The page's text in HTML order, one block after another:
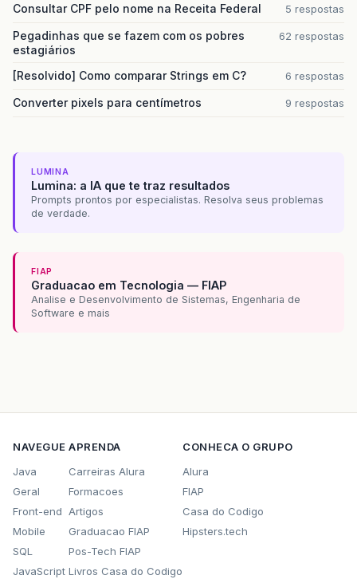
Consultar CPF pelo nome na Receita Federal 5 respostas
Pegadinhas que se fazem com os pobres
estagiários
62 respostas
[Resolvido] Como comparar Strings em C? 6 respostas
Converter pixels para centímetros 9 respostas
LUMINA
Lumina: a IA que te traz resultados
Prompts prontos por especialistas. Resolva seus problemas
de verdade.
FIAP
Graduacao em Tecnologia — FIAP
Analise e Desenvolvimento de Sistemas, Engenharia de
Software e mais
NAVEGUE
Java
Geral
Front-end
Mobile
SQL
JavaScript
APRENDA
Carreiras Alura
Formacoes
Artigos
Graduacao FIAP
Pos-Tech FIAP
Livros Casa do Codigo
CONHECA O GRUPO
Alura
FIAP
Casa do Codigo
Hipsters.tech